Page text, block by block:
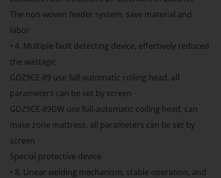
The non-woven feeder system, save material and
labor
• 4. Multiple fault detecting device, effectively reduced
the wastage;
GDZ9CE-89 use full-automatic coiling head, all
parameters can be set by screen
GDZ9CE-89DW use full-automatic coiling head, can
make zone mattress, all parameters can be set by
screen
Special protective device
• 8. Linear welding mechanism, stable operation, and